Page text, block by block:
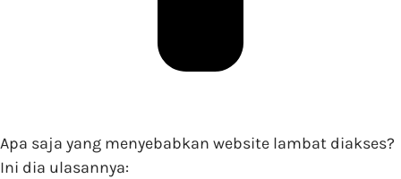
Apa saja yang menyebabkan website lambat diakses?
Ini dia ulasannya: